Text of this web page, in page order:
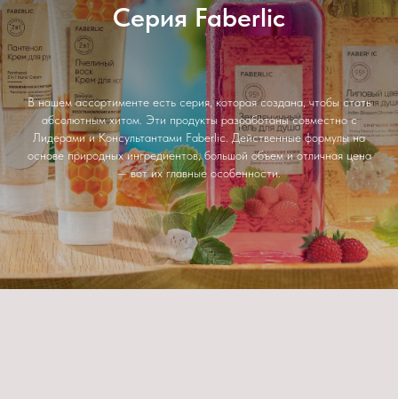
Серия Faberlic
В нашем ассортименте есть серия, которая создана, чтобы стать
абсолютным хитом. Эти продукты разработаны совместно с
Лидерами и Консультантами Faberlic. Действенные формулы на
основе природных ингредиентов, большой объем и отличная цена
— вот их главные особенности.